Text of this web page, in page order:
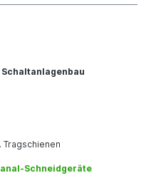
Tragschienen
Schneidgeräte